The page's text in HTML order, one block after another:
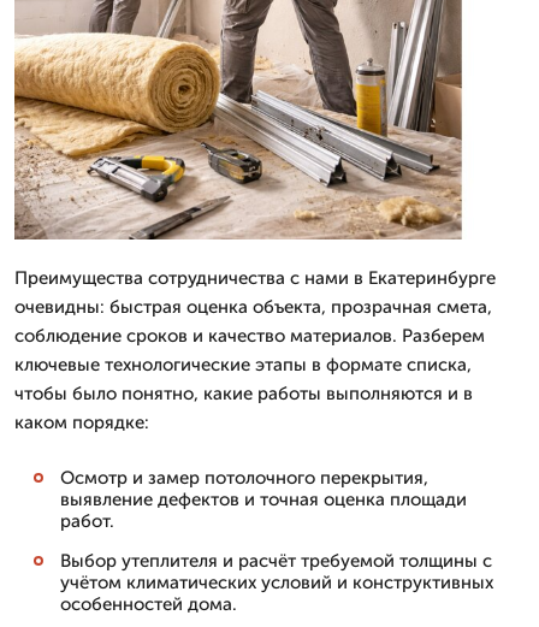
Преимущества сотрудничества с нами в Екатеринбурге
очевидны: быстрая оценка объекта, прозрачная смета,
соблюдение сроков и качество материалов. Разберем
ключевые технологические этапы в формате списка,
чтобы было понятно, какие работы выполняются и в
каком порядке:
Осмотр и замер потолочного перекрытия,
выявление дефектов и точная оценка площади
работ.
Выбор утеплителя и расчёт требуемой толщины с
учётом климатических условий и конструктивных
особенностей дома.